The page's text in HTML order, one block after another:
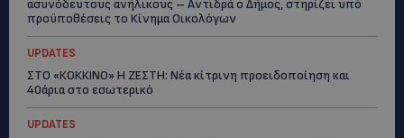
ασυνόδευτους ανήλικους – Αντιδρά ο Δήμος, στηρίζει υπό
προϋποθέσεις το Κίνημα Οικολόγων
UPDATES
ΣΤΟ «ΚΟΚΚΙΝΟ» Η ΖΕΣΤΗ: Νέα κίτρινη προειδοποίηση και
40άρια στο εσωτερικό
UPDATES